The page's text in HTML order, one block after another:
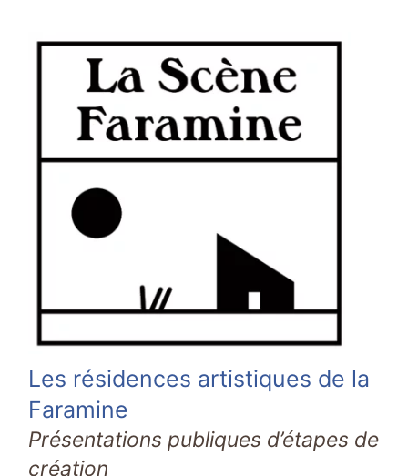
Les résidences artistiques de la
Faramine
Présentations publiques d’étapes de
création